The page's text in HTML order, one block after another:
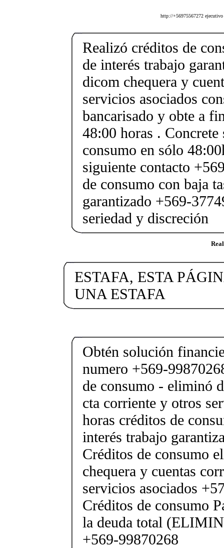
http://+56975567272 ejecutivo
Realizó créditos de
de interés trabajo
dicom chequera y
servicios asociados
bancarisado y obte a
48:00 horas . Concrete
consumo en sólo
siguiente contacto
de consumo con baja
garantizado +569-
seriedad y discreción
ESTAFA, ESTA
UNA ESTAFA
Obtén solución
numero +569-
de consumo - eliminó
cta corriente y otros
horas créditos de
interés trabajo
Créditos de consumo
chequera y cuentas
servicios asociados
Créditos de consumo
la deuda total
+569-99870268